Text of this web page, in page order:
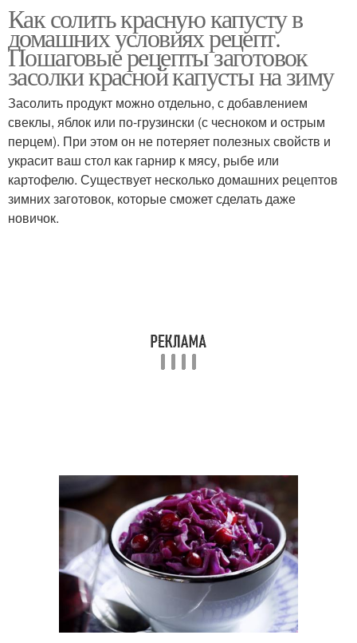
Салат из красной Овощи на зиму
Вкусный салат Необычный салат
Салат из обычной
свёклы
Заготовки на зиму
Как солить красную капусту в
домашних условиях рецепт.
Пошаговые рецепты заготовок
засолки красной капусты на зиму
Засолить продукт можно отдельно, с добавлением
свеклы, яблок или по-грузински (с чесноком и острым
перцем). При этом он не потеряет полезных свойств и
украсит ваш стол как гарнир к мясу, рыбе или
картофелю. Существует несколько домашних рецептов
зимних заготовок, которые сможет сделать даже
новичок.